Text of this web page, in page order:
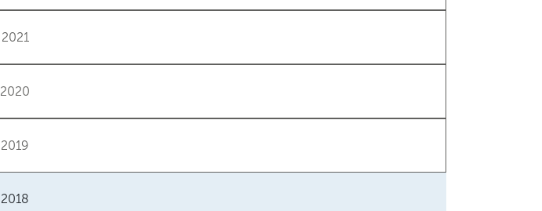
2021
2020
2019
2018